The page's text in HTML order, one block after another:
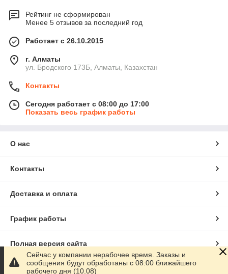
Рейтинг не сформирован
Менее 5 отзывов за последний год
Работает с 26.10.2015
г. Алматы
ул. Бродского 173Б, Алматы, Казахстан
Контакты
Сегодня работает с 08:00 до 17:00
Показать весь график работы
О нас
Контакты
Доставка и оплата
График работы
Полная версия сайта
Сайт создан на маркетплейсе
Сейчас у компании нерабочее время. Заказы и
сообщения будут обработаны с 08:00 ближайшего
рабочего дня (10.08)